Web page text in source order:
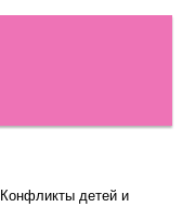
Конфликты детей и